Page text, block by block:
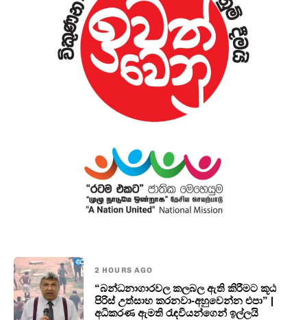
2 HOURS AGO
“බන්ධනාගාරවල කලබල ඇති කිරීමට කූඨ
පිරිස් උත්සාහ කරනවා-අහුවෙන්න එපා” |
අධිකරණ ඇමති රැඳවියන්ගෙන් ඉල්ලයි